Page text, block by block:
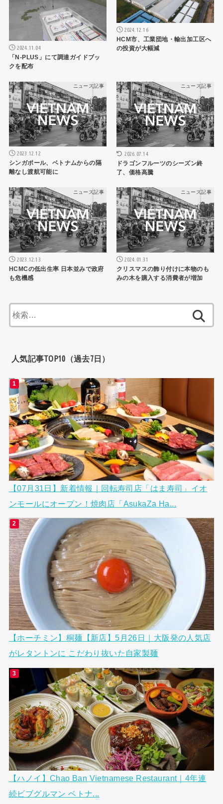
2024.11.04
「N-PLUS」にて調達ガイドブッ
クを配布
2024.12.16
HCM市、工業団地・輸出加工区へ
の投資が大幅減
ニュース記事
2023.12.12
シンガポール、ベトナムからの隔
離なし渡航可能に
ニュース記事
2026.07.14
ドラゴンフルーツのシーズン終
了、価格高騰
ニュース記事
2023.12.13
HCMCの低出生率 日本並みで政府
も危機感
ニュース記事
2024.01.31
クリスマスの飾り付けに本物のも
みの木を購入する消費者が増加
索:
人気記事TOP10（過去7日）
【07月31日】新着情報｜回転寿司店「はま寿司」イオ
ンモールにオープン！焼肉店「AsukaZa Ha...
【ホーチミン】桐麺【新店】5月26日｜大阪発の人気店
がレタントンに こだわり抜いた自家製麺
【ハノイ】Chao Ban Vietnamese Restaurant｜4年連
続ビブグルマン ベトナ...